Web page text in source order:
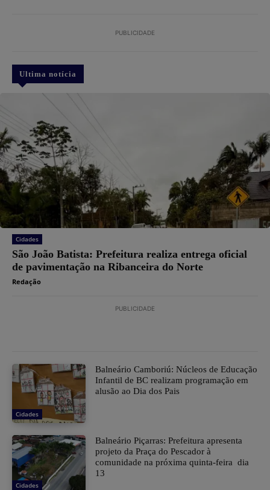
PUBLICIDADE
Ultima notícia
Cidades
São João Batista: Prefeitura realiza entrega oficial
de pavimentação na Ribanceira do Norte
Redação
PUBLICIDADE
Cidades
Balneário Camboriú: Núcleos de Educação
Infantil de BC realizam programação em
alusão ao Dia dos Pais
Cidades
Balneário Piçarras: Prefeitura apresenta
projeto da Praça do Pescador à
comunidade na próxima quinta-feira dia
13